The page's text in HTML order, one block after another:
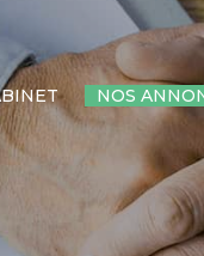
NOS